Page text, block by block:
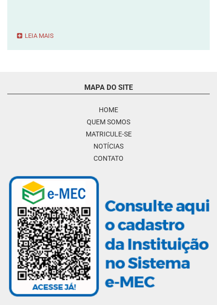
LEIA MAIS
MAPA DO SITE
HOME
QUEM SOMOS
MATRICULE-SE
NOTÍCIAS
CONTATO